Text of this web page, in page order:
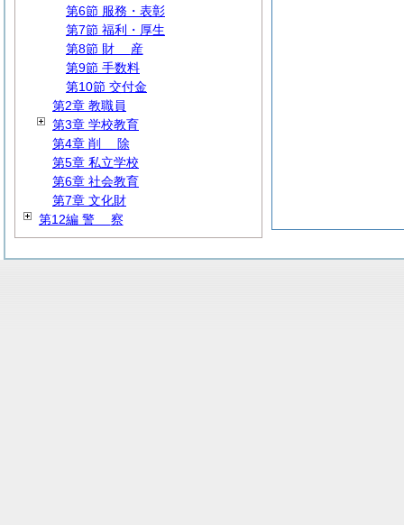
第6節 服務・表彰
第7節 福利・厚生
第8節 財 産
第9節 手数料
第10節 交付金
第2章 教職員
第3章 学校教育
第4章 削 除
第5章 私立学校
第6章 社会教育
第7章 文化財
第12編 警 察